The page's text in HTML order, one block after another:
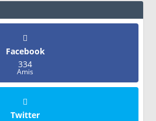
Facebook
334
Amis
Twitter